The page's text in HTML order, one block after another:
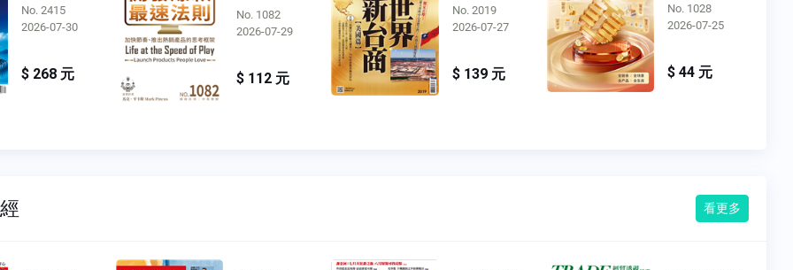
No. 2415
2026-07-30
$ 268 元
No. 1082
2026-07-29
$ 112 元
No. 2019
2026-07-27
$ 139 元
No. 1028
2026-07-25
$ 44 元
看更多